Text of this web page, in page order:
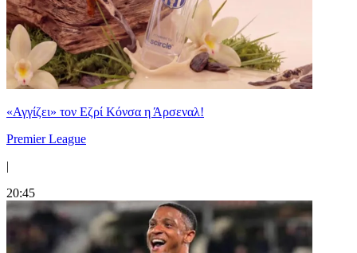
«Αγγίζει» τον Εζρί Κόνσα η Άρσεναλ!
Premier League
|
20:45